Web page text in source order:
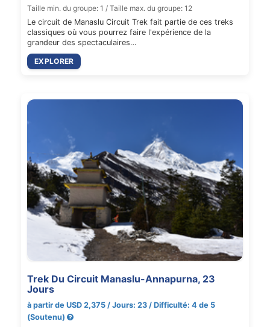
Taille min. du groupe: 1 / Taille max. du groupe: 12
Le circuit de Manaslu Circuit Trek fait partie de ces treks
classiques où vous pourrez faire l'expérience de la
grandeur des spectaculaires…
EXPLORER
Trek Du Circuit Manaslu-Annapurna, 23
Jours
à partir de USD 2,375 / Jours: 23 / Difficulté: 4 de 5
(Soutenu)